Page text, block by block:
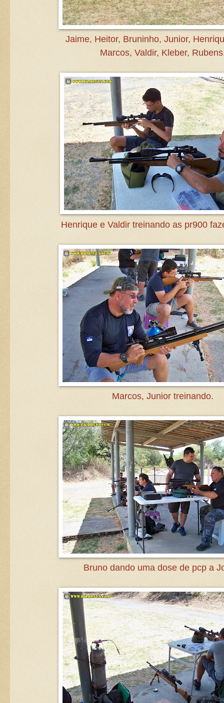
Jaime, Heitor, Bruninho, Junior,
Marcos, Valdir, Kleber,
Henrique e Valdir treinando as pr900
Marcos, Junior treinando.
Bruno dando uma dose de pcp a